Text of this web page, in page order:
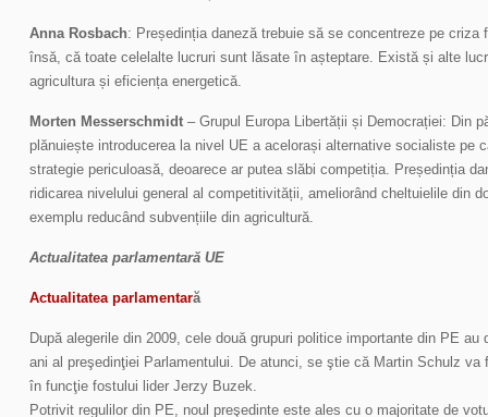
Anna Rosbach: Președinția daneză trebuie să se concentreze pe
însă, că toate celelalte lucruri sunt lăsate în așteptare. Există și alte
agricultura și eficiența energetică.
Morten Messerschmidt – Grupul Europa Libertății și Democrației: Din
plănuiește introducerea la nivel UE a acelorași alternative socialiste pe
strategie periculoasă, deoarece ar putea slăbi competiția. Președinția
ridicarea nivelului general al competitivității, ameliorând cheltuielile din
exemplu reducând subvențiile din agricultură.
Actualitatea parlamentară UE
Actualitatea parlamentară
După alegerile din 2009, cele două grupuri politice importante din PE
ani al preşedinţiei Parlamentului. De atunci, se ştie că Martin Schulz
în funcţie fostului lider Jerzy Buzek.
Potrivit regulilor din PE, noul preşedinte este ales cu o majoritate de